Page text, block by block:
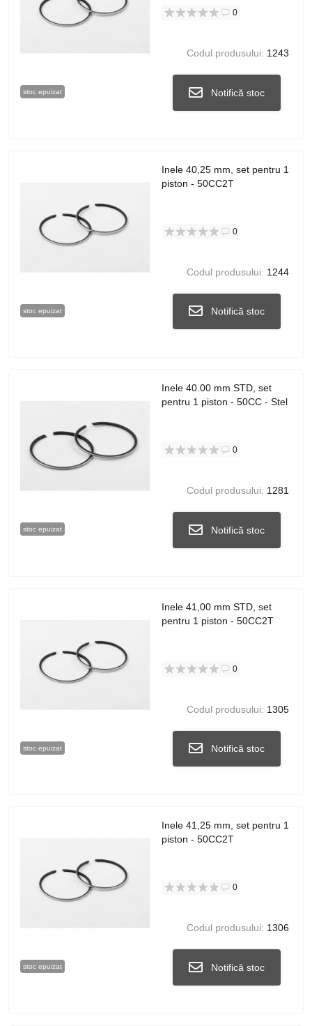
stoc epuizat
0
Codul produsului: 1243
Notifică stoc
stoc epuizat
Inele 40,25 mm, set pentru 1
piston - 50CC2T
0
Codul produsului: 1244
Notifică stoc
stoc epuizat
Inele 40.00 mm STD, set
pentru 1 piston - 50CC - Stel
0
Codul produsului: 1281
Notifică stoc
stoc epuizat
Inele 41,00 mm STD, set
pentru 1 piston - 50CC2T
0
Codul produsului: 1305
Notifică stoc
stoc epuizat
Inele 41,25 mm, set pentru 1
piston - 50CC2T
0
Codul produsului: 1306
Notifică stoc